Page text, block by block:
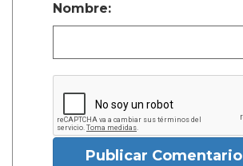
Nombre:
Publicar Comentario